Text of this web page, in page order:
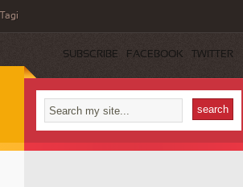
Tagi
SUBSCRIBE FACEBOOK TWITTER